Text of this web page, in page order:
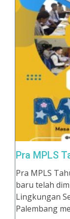
Pra MPLS
Pra MPLS
baru telah
Lingkungan
Palembang